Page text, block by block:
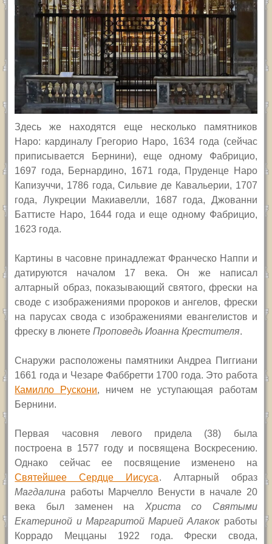
Здесь же находятся еще несколько памятников
Наро: кардиналу Грегорио Наро, 1634 года (сейчас
приписывается Бернини), еще одному Фабрицио,
1697 года, Бернардино, 1671 года, Пруденце Наро
Капизуччи, 1786 года, Сильвие де Кавальерии, 1707
года, Лукреции Макиавелли, 1687 года, Джованни
Баттисте Наро, 1644 года и еще одному Фабрицио,
1623 года.
Картины в часовне принадлежат Франческо Наппи и
датируются началом 17 века. Он же написал
алтарный образ, показывающий святого, фрески на
своде с изображениями пророков и ангелов, фрески
на парусах свода с изображениями евангелистов и
фреску в люнетеПроповедь Иоанна Крестителя.
Снаружи расположены памятники Андреа Пиггиани
1661 года и Чезаре Фаббретти 1700 года. Это работа
Камилло Рускони, ничем не уступающая работам
Бернини.
Первая часовня левого придела (38) была
построена в 1577 году и посвящена Воскресению.
Однако сейчас ее посвящение изменено на
Святейшее Сердце Иисуса. Алтарный образ
Магдалина работы Марчелло Венусти в начале 20
века был заменен на Христа со Святыми
Екатериной и Маргаритой Марией Алакок работы
Коррадо Меццаны 1922 года. Фрески свода,